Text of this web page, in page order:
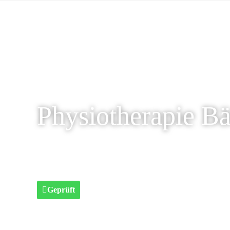
Physiotherapie
Geprüft